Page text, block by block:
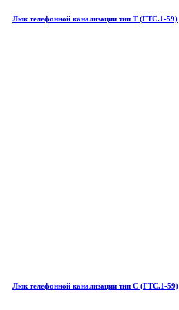
Люк телефонной канализации тип Т (ГТС.1-59)
Люк телефонной канализации тип С (ГТС.1-59)